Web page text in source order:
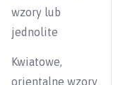
wzory lub
jednolite
Kwiatowe,
orientalne wzory